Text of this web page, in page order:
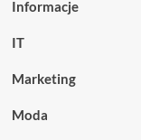
Informacje
IT
Marketing
Moda